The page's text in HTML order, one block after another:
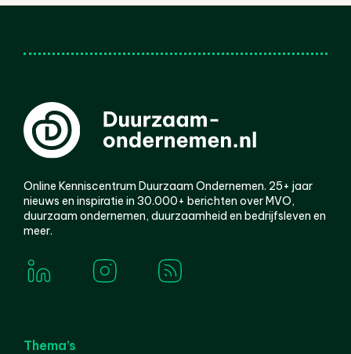
Online Kenniscentrum Duurzaam Ondernemen. 25+ jaar
nieuws en inspiratie in 30.000+ berichten over MVO,
duurzaam ondernemen, duurzaamheid en bedrijfsleven en
meer.
Thema’s